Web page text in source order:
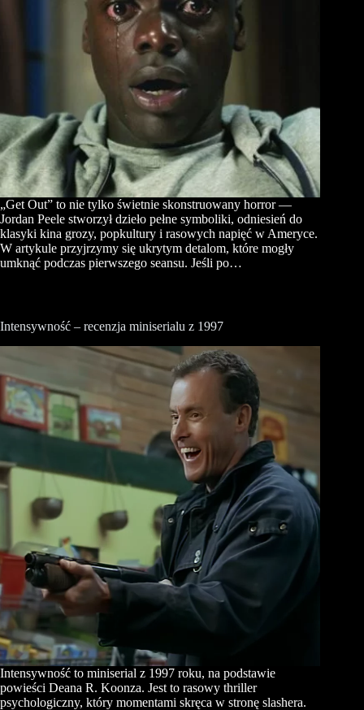
„Get Out” to nie tylko świetnie skonstruowany horror —
Jordan Peele stworzył dzieło pełne symboliki, odniesień do
klasyki kina grozy, popkultury i rasowych napięć w Ameryce.
W artykule przyjrzymy się ukrytym detalom, które mogły
umknąć podczas pierwszego seansu. Jeśli po…
Intensywność – recenzja miniserialu z 1997
Intensywność to miniserial z 1997 roku, na podstawie
powieści Deana R. Koonza. Jest to rasowy thriller
psychologiczny, który momentami skręca w stronę slashera.